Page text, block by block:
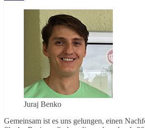
Juraj Benko
Gemeinsam ist es uns gelungen, einen